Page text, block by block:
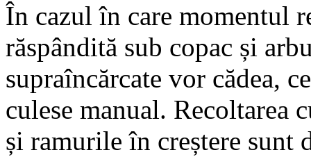
În cazul în care momentul
răspândită sub copac și
supraîncărcate vor cădea,
culese manual. Recoltarea
și ramurile în creștere sunt